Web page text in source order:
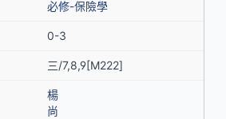
必修-保險學
0-3
三/7,8,9[M222]
楊
尚